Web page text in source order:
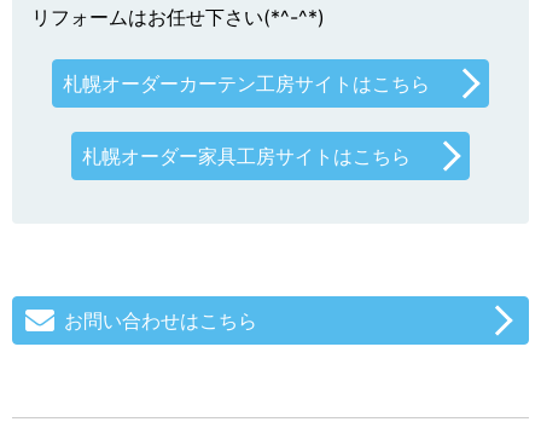
リフォームはお任せ下さい(*^-^*)
札幌オーダーカーテン工房サイトはこちら
札幌オーダー家具工房サイトはこちら
お問い合わせはこちら